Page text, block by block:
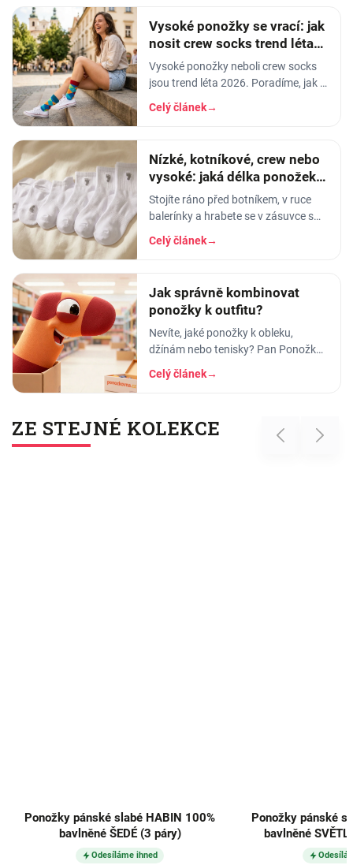
Vysoké ponožky se vrací: jak
nosit crew socks trend léta
2026
Vysoké ponožky neboli crew socks
jsou trend léta 2026. Poradíme, jak je
jakou délku a materiál zvolit.
Celý článek→
Nízké, kotníkové, crew nebo
vysoké: jaká délka ponožek k
čemu
Stojíte ráno před botníkem, v ruce
balerínky a hrabete se v zásuvce s
pravdy: vytáhnete kotníkové, obujete
Celý článek→
Jak správně kombinovat
ponožky k outfitu?
Nevíte, jaké ponožky k obleku,
džínám nebo tenisky? Pan Ponožka
i délku. Praktický průvodce pro muže
Celý článek→
ZE STEJNÉ KOLEKCE Previous
Ponožky pánské slabé HABIN 100%
bavlněné ŠEDÉ (3 páry)
Odesíláme ihned
Ponožky pánské
bavlněné
Next